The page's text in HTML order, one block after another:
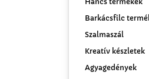
Barkácsfilc
Szalmaszál
Kreatív készletek
Agyagedények